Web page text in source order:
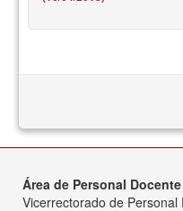
Área de Personal Docente
Vicerrectorado de